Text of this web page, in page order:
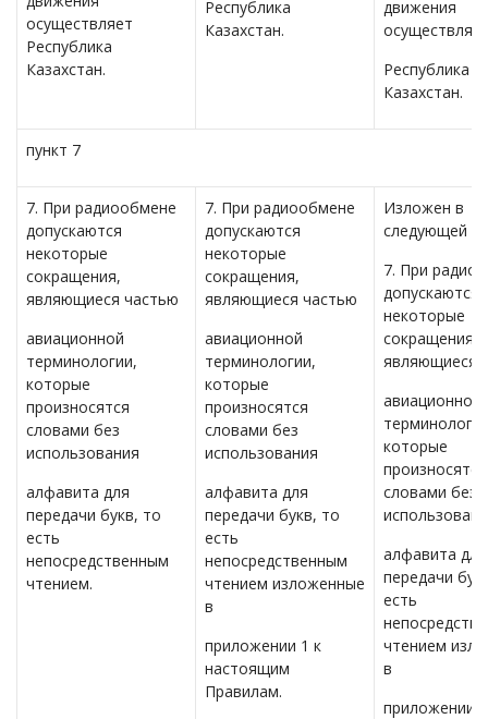
осуществляет
Республика
Казахстан.
Республика
Казахстан.
движения
Республика
Казахстан.
пункт 7
7. При радиообмене
допускаются
некоторые
сокращения,
являющиеся частью
авиационной
терминологии,
которые
произносятся
словами без
использования
алфавита для
передачи букв, то
есть
непосредственным
чтением.
7. При радиообмене
допускаются
некоторые
сокращения,
являющиеся частью
авиационной
терминологии,
которые
произносятся
словами без
использования
алфавита для
передачи букв, то
есть
непосредственным
чтением изложенные
в
приложении 1 к
настоящим
Правилам.
Изложен в
следующей
7. При
допускаются
некоторые
сокращения,
являющиеся
авиационной
которые
произносятся
словами без
алфавита для
передачи
есть
чтением
в
приложении